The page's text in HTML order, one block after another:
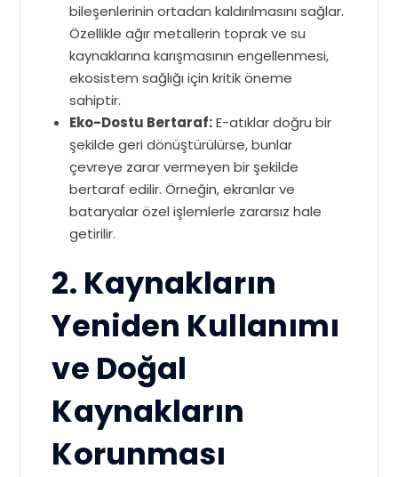
bileşenlerinin ortadan kaldırılmasını sağlar.
Özellikle ağır metallerin toprak ve su
kaynaklarına karışmasının engellenmesi,
ekosistem sağlığı için kritik öneme
sahiptir.
Eko-Dostu Bertaraf:E-atıklar doğru bir
şekilde geri dönüştürülürse, bunlar
çevreye zarar vermeyen bir şekilde
bertaraf edilir. Örneğin, ekranlar ve
bataryalar özel işlemlerle zararsız hale
getirilir.
2. Kaynakların
Yeniden Kullanımı
ve Doğal
Kaynakların
Korunması